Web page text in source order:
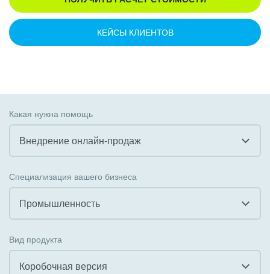
КЕЙСЫ КЛИЕНТОВ
Какая нужна помощь
Внедрение онлайн-продаж
Внедрение КЭДО
Интеграция с 1С
Специализация вашего бизнеса
Промышленность
Вид продукта
Коробочная версия